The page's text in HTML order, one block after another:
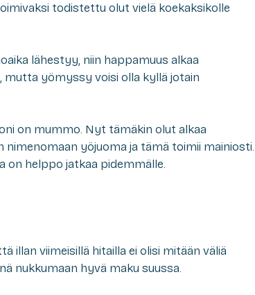
todistettu olut vielä koekaksikolle
lähestyy, niin happamuus alkaa
mutta yömyssy voisi olla kyllä jotain
on mummo. Nyt tämäkin olut alkaa
yöjuoma ja tämä toimii mainiosti.
on helppo jatkaa pidemmälle.
illan viimeisillä hitailla ei olisi mitään väliä
nukkumaan hyvä maku suussa.